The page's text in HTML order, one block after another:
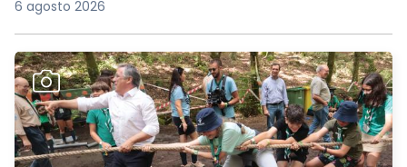
6 agosto 2026